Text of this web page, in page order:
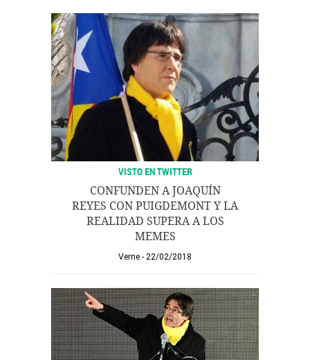
VISTO EN TWITTER
CONFUNDEN A JOAQUÍN
REYES CON PUIGDEMONT Y LA
REALIDAD SUPERA A LOS
MEMES
Verne 22/02/2018